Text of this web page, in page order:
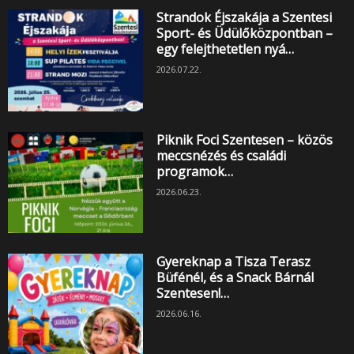
Strandok Éjszakája a Szentesi
Sport- és Üdülőközpontban –
egy felejthetetlen nyá…
2026.07.22.
Piknik Foci Szentesen – közös
meccsnézés és családi
programok…
2026.06.23.
Gyereknap a Tisza Terasz
Büfénél, és a Snack Bárnál
Szentesen!…
2026.06.16.